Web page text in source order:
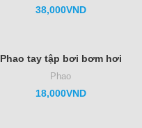
38,000VND
Phao tay tập bơi bơm hơi
Phao
18,000VND